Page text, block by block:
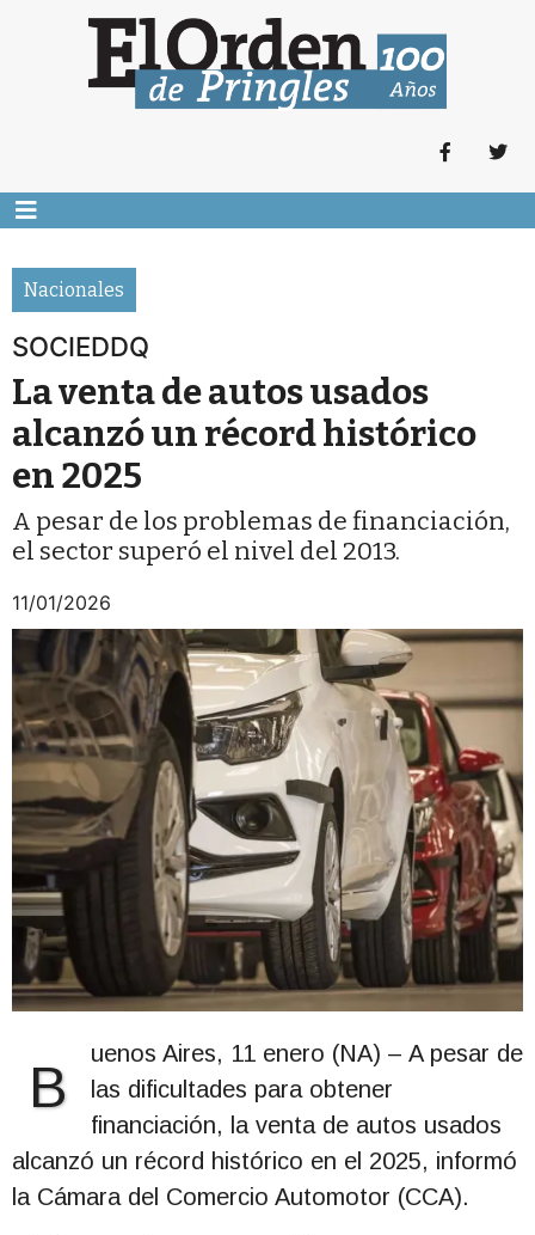
Nacionales
SOCIEDDQ
La venta de autos usados
alcanzó un récord histórico
en 2025
A pesar de los problemas de financiación,
el sector superó el nivel del 2013.
11/01/2026
B
uenos Aires, 11 enero (NA) – A pesar de
las dificultades para obtener
financiación, la venta de autos usados
alcanzó un récord histórico en el 2025, informó
la Cámara del Comercio Automotor (CCA).